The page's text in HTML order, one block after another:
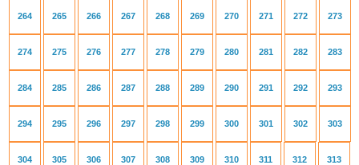
264 265 266 267 268 269 270 271 272 273
274 275 276 277 278 279 280 281 282 283
284 285 286 287 288 289 290 291 292 293
294 295 296 297 298 299 300 301 302 303
304 305 306 307 308 309 310 311 312 313